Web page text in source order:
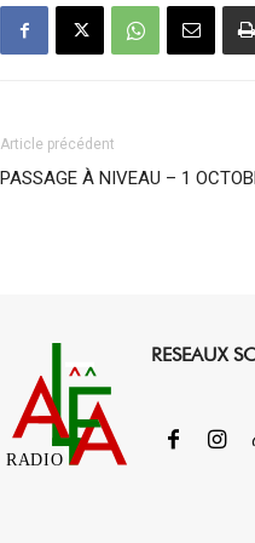
Article précédent
PASSAGE À NIVEAU – 1
RADIO
RESEAUX